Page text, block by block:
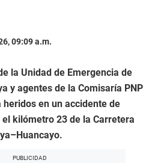
09:09 a.m.
la Unidad de Emergencia de
y agentes de la Comisaría PNP
heridos en un accidente de
kilómetro 23 de la Carretera